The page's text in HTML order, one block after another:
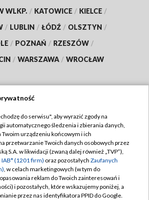
WLKP. / KATOWICE / KIELCE /
/ LUBLIN / ŁÓDŹ / OLSZTYN /
/ POZNAŃ / RZESZÓW /
/ WARSZAWA / WROCŁAW
TVP
TVP
Cyfrowa
Regulamin TVP
Polityka prywatności
Moje zgody
Pomoc
do serwisu", aby wyrazić zgody na
automatycznego śledzenia i zbierania danych,
Twoim urządzeniu końcowym i ich
przetwarzanie Twoich danych osobowych przez
S.A. w likwidacji (zwaną dalej również „TVP”),
(1201 firm) oraz pozostałych Zaufanych
, w celach marketingowych (w tym do
reklam do Twoich zainteresowań i
i pozostałych, które wskazujemy poniżej, a
przez nas identyfikatora PPID do Google.